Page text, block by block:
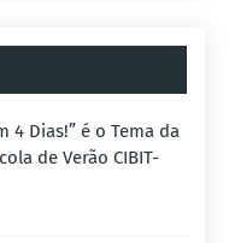
4 Dias!” é o Tema da
de Verão CIBIT-